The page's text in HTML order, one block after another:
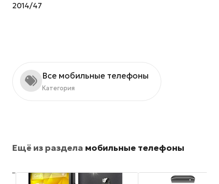
2014/47
Все мобильные телефоны
Категория
Ещё из раздела мобильные телефоны